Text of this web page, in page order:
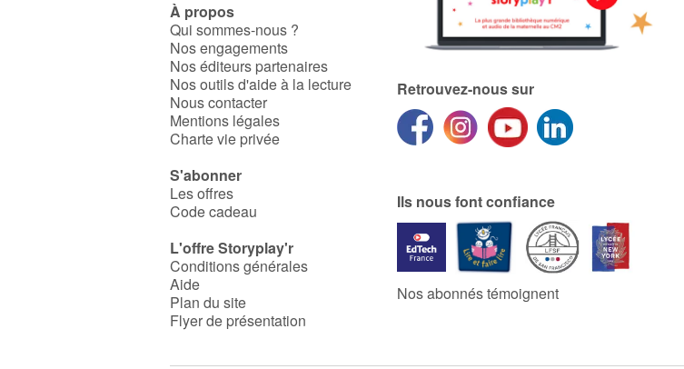
À propos
Qui sommes-nous ?
Nos engagements
Nos éditeurs partenaires
Nos outils d'aide à la lecture
Nous contacter
Mentions légales
Charte vie privée
S'abonner
Les offres
Code cadeau
L'offre Storyplay'r
Conditions générales
Aide
Plan du site
Flyer de présentation
Retrouvez-nous sur
Ils nous font confiance
Nos abonnés témoignent